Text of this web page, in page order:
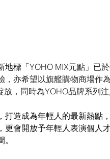
地標「YOHO MIX元點」已
，亦希望以旗艦購物商場作
，同時為YOHO品牌系列注
打造成為年輕人的最新熱點
更會開放予年輕人表演個人